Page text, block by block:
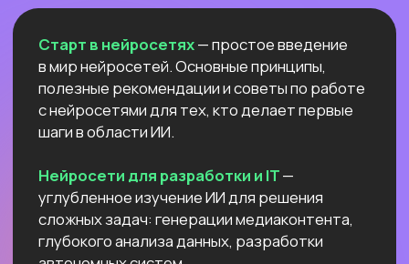
КАК ПОСТРОИТЬ ДОП.
ДОХОДА И ПОДСТРАХОВАТЬСЯ
ПОКА РЫНОК ТРУДА
ЛИХОРАДИТ?
в 2026 и раскроем данные нашего
большого исследования!
Узнать подробнее
ОТКРЫТЫЙ УРОК
РОССИЙСКИЕ НЕЙРОСЕТИ:
ЛУЧШИЕ ОБНОВЛЕНИЯ
И НОВЫЕ ВОЗМОЖНОСТИ
Разберём